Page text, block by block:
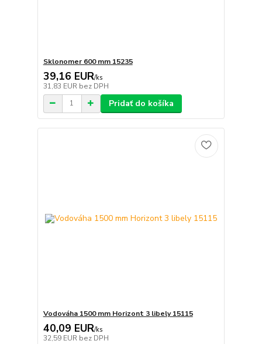
Sklonomer 600 mm 15235
39,16 EUR/ks
31,83 EUR bez DPH
Pridať do košíka
Vodováha 1500 mm Horizont 3 libely 15115
40,09 EUR/ks
32,59 EUR bez DPH